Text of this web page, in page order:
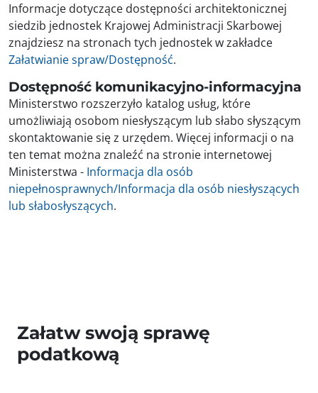
Informacje dotyczące dostępności architektonicznej
siedzib jednostek Krajowej Administracji Skarbowej
znajdziesz na stronach tych jednostek w zakładce
Załatwianie spraw/Dostępność.
Dostępność komunikacyjno-informacyjna
Ministerstwo rozszerzyło katalog usług, które
umożliwiają osobom niesłyszącym lub słabo słyszącym
skontaktowanie się z urzędem. Więcej informacji o na
ten temat można znaleźć na stronie internetowej
Ministerstwa - Informacja dla osób
niepełnosprawnych/Informacja dla osób niesłyszących
lub słabosłyszących.
Załatw swoją sprawę
podatkową